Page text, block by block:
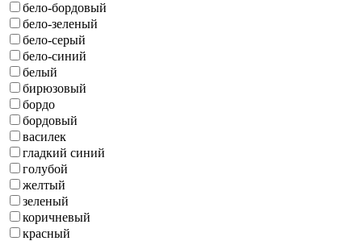
бело-бордовый
бело-зеленый
бело-серый
бело-синий
белый
бирюзовый
бордо
бордовый
василек
гладкий синий
голубой
желтый
зеленый
коричневый
красный